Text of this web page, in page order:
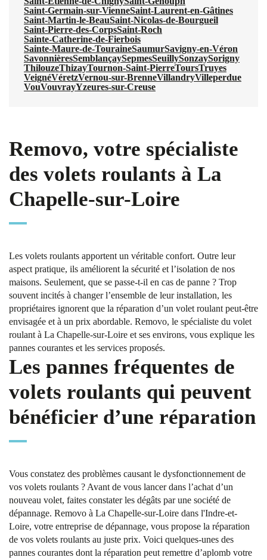
Saint-Germain-sur-VienneSaint-Laurent-en-Gâtines
Saint-Martin-le-BeauSaint-Nicolas-de-Bourgueil
Saint-Pierre-des-CorpsSaint-Roch
Sainte-Catherine-de-Fierbois
Sainte-Maure-de-TouraineSaumurSavigny-en-Véron
SavonnièresSemblançaySepmesSeuillySonzaySorigny
ThilouzeThizayTournon-Saint-PierreToursTruyes
VeignéVéretzVernou-sur-BrenneVillandryVilleperdue
VouVouvrayYzeures-sur-Creuse
Removo, votre spécialiste
des volets roulants à La
Chapelle-sur-Loire
Les volets roulants apportent un véritable confort. Outre leur
aspect pratique, ils améliorent la sécurité et l’isolation de nos
maisons. Seulement, que se passe-t-il en cas de panne ? Trop
souvent incités à changer l’ensemble de leur installation, les
propriétaires ignorent que la réparation d’un volet roulant peut-être
envisagée et à un prix abordable. Removo, le spécialiste du volet
roulant à La Chapelle-sur-Loire et ses environs, vous explique les
pannes courantes et les services proposés.
Les pannes fréquentes de
volets roulants qui peuvent
bénéficier d’une réparation
Vous constatez des problèmes causant le dysfonctionnement de
vos volets roulants ? Avant de vous lancer dans l’achat d’un
nouveau volet, faites constater les dégâts par une société de
dépannage. Removo à La Chapelle-sur-Loire dans l'Indre-et-
Loire, votre entreprise de dépannage, vous propose la réparation
de vos volets roulants au juste prix. Voici quelques-unes des
pannes courantes dont la réparation peut remettre d’aplomb votre